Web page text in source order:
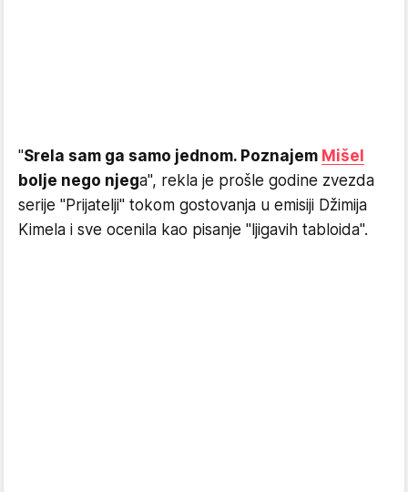
"Srela sam ga samo jednom. Poznajem Mišel
bolje nego njega", rekla je prošle godine zvezda
serije "Prijatelji" tokom gostovanja u emisiji Džimija
Kimela i sve ocenila kao pisanje "ljigavih tabloida".